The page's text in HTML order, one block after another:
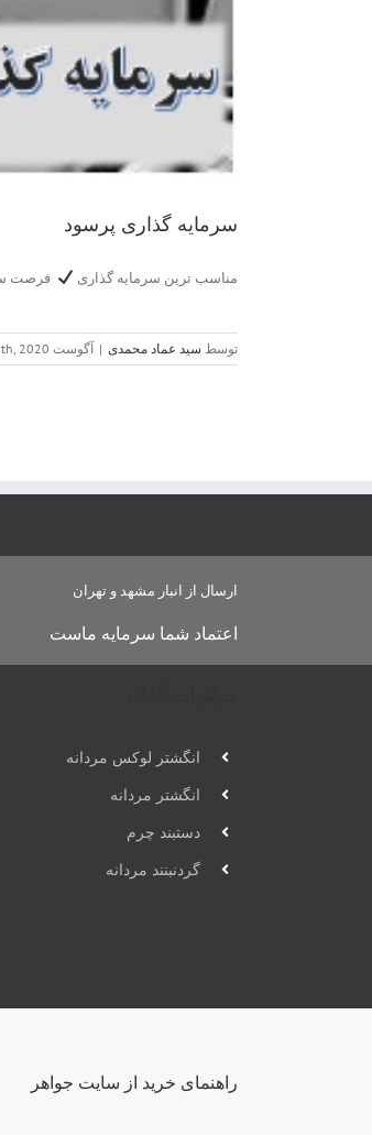
سرمایه گذاری پرسود
مناسب ترین سرمایه گذاری فرصت
توسط سید عماد محمدی | آگوست 5th, 2020
ارسال از انبار مشهد و تهران
اعتماد شما سرمایه ماست
انگشتر لوکس مردانه
انگشتر مردانه
دستبند چرم
گردنبنند مردانه
راهنمای خرید از سایت جواهر